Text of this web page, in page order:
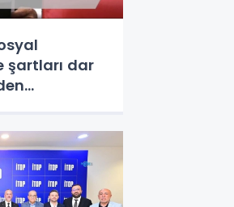
şartları dar